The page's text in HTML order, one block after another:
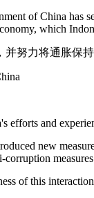
of China
which
并努力将通胀
efforts and
new
of this